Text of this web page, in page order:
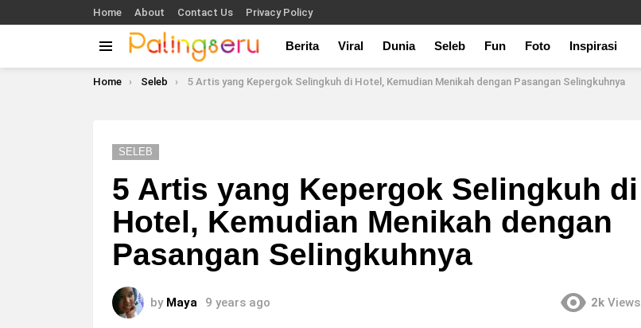
Home About Contact Us Privacy Policy
Berita Viral Dunia Seleb Fun Foto Inspirasi
You are here:
Home Seleb 5 Artis yang Kepergok Selingkuh di Hotel, Kemudian Menikah dengan Pasangan Selingkuhnya
SELEB
5 Artis yang Kepergok Selingkuh di
Hotel, Kemudian Menikah dengan
Pasangan Selingkuhnya
by Maya 9 years ago 2k Views